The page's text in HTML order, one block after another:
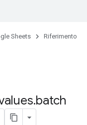
Sheets Riferimento
.batch